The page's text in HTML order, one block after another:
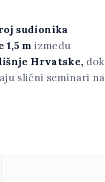
sudionika
m između
Hrvatske, dok
slični seminari na